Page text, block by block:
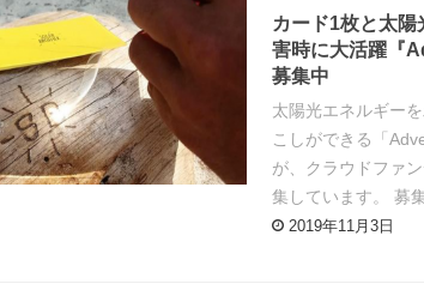
カード1枚と太
害時に大活躍『
募集中
太陽光エネルギー
こしができる「
が、クラウドファ
集しています。 募
2019年11月3日